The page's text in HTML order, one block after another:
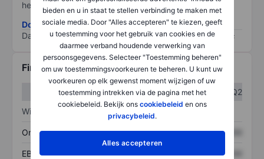
bieden en u in staat te stellen verbinding te maken met
sociale media. Door "Alles accepteren" te kiezen, geeft
u toestemming voor het gebruik van cookies en de
daarmee verband houdende verwerking van
persoonsgegevens. Selecteer "Toestemming beheren"
om uw toestemmingsvoorkeuren te beheren. U kunt uw
voorkeuren op elk gewenst moment wijzigen of uw
toestemming intrekken via de pagina met het
cookiebeleid. Bekijk ons cookiebeleid en ons
privacybeleid.
Alles accepteren
het grootste risico).
Download de ESG-risicomethodologie
Data provided by
/
Financiële gegevens
Q1
Q2
Winst/verlies
Omzet XXXXXXX XXXXXXX
EBITDA XXXXXXX XXXXXXX